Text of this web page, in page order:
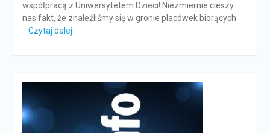
współpracą z Uniwersytetem Dzieci! Niezmiernie cieszy
nas fakt, że znaleźliśmy się w gronie placówek biorących
Czytaj dalej